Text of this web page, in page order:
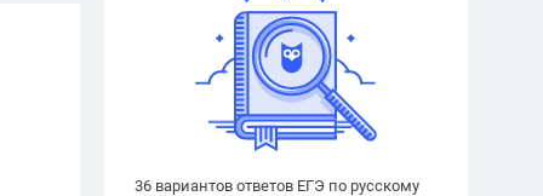
36 вариантов ответов ЕГЭ по русскому